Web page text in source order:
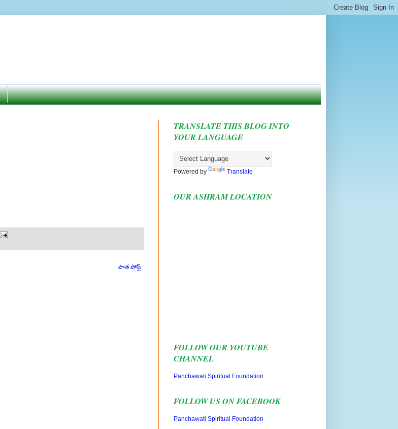
పాత పోస్ట్
TRANSLATE THIS BLOG INTO
YOUR LANGUAGE
Powered by Translate
OUR ASHRAM LOCATION
FOLLOW OUR YOUTUBE
CHANNEL
Panchawati Spiritual Foundation
FOLLOW US ON FACEBOOK
Panchawati Spiritual Foundation